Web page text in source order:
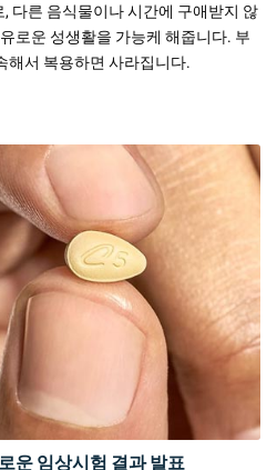
다른 음식물이나 시간에 구애받지 않
로운 성생활을 가능케 해줍니다. 부
해서 복용하면 사라집니다.
운 임상시험 결과 발표